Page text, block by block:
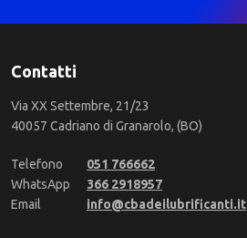
Contatti
Via XX Settembre, 21/23
40057 Cadriano di Granarolo, (BO)
Telefono
051 766662
WhatsApp
366 2918957
Email
info@cbadeilubrificanti.it